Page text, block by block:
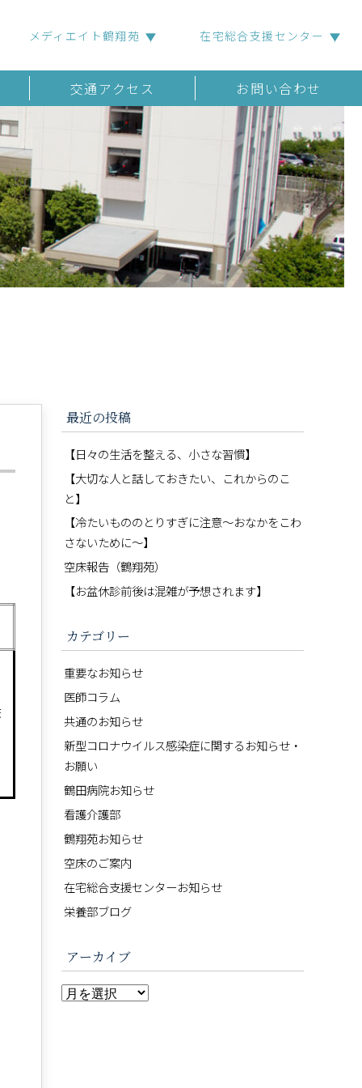
メディエイト鶴翔苑 在宅総合支援センター
交通アクセス お問い合わせ
最近の投稿
【日々の生活を整える、小さな習慣】
【大切な人と話しておきたい、これからのこ
と】
【冷たいもののとりすぎに注意〜おなかをこわ
さないために〜】
空床報告（鶴翔苑）
【お盆休診前後は混雑が予想されます】
カテゴリー
重要なお知らせ
医師コラム
共通のお知らせ
新型コロナウイルス感染症に関するお知らせ・
お願い
鶴田病院お知らせ
看護介護部
鶴翔苑お知らせ
空床のご案内
在宅総合支援センターお知らせ
栄養部ブログ
アーカイブ